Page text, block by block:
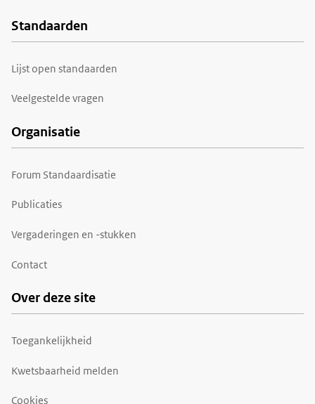
Voet
Standaarden
Lijst open standaarden
Veelgestelde vragen
Organisatie
Forum Standaardisatie
Publicaties
Vergaderingen en -stukken
Contact
Over deze site
Toegankelijkheid
Kwetsbaarheid melden
Cookies